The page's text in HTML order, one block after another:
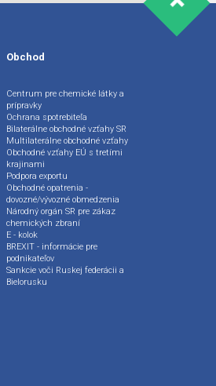
Obchod
Centrum pre chemické látky a
prípravky
Ochrana spotrebiteľa
Bilaterálne obchodné vzťahy SR
Multilaterálne obchodné vzťahy
Obchodné vzťahy EÚ s tretími
krajinami
Podpora exportu
Obchodné opatrenia -
dovozné/vývozné obmedzenia
Národný orgán SR pre zákaz
chemických zbraní
E - kolok
BREXIT - informácie pre
podnikateľov
Sankcie voči Ruskej federácii a
Bielorusku